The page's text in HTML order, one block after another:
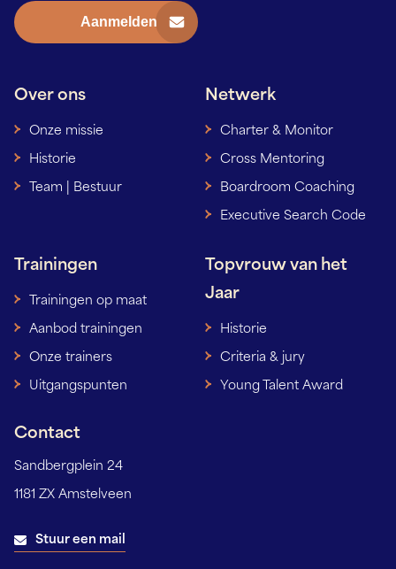
Over ons
Onze missie
Historie
Team | Bestuur
Netwerk
Charter & Monitor
Cross Mentoring
Boardroom Coaching
Executive Search Code
Trainingen
Trainingen op maat
Aanbod trainingen
Onze trainers
Uitgangspunten
Topvrouw van het
Jaar
Historie
Criteria & jury
Young Talent Award
Contact
Sandbergplein 24
1181 ZX Amstelveen
Stuur een mail